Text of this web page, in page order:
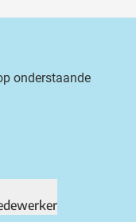
onderstaande